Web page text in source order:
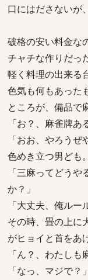
口にはださないが
破格の安い料金な
チャチな作りだった
軽く料理の出来る
色気も何もあった
ところが、備品で
「お？、麻雀牌あ
「おお、やろうぜ
色めき立つ男ども。
「三麻ってどう
か？」
「大丈夫、俺ルー
その時、畳の上に
がヒョイと首をあ
「ん？、わたしも
「なっ、マジで？」